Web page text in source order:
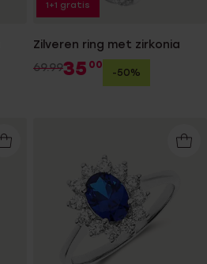
Zilveren ring met zirkonia
69.9935 00
-50%
1+1 gratis